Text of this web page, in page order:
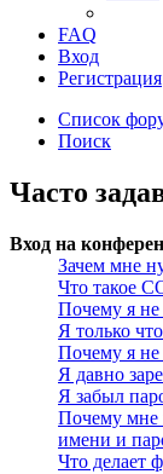
FAQ
Вход
Регистрация
Список
Поиск
Часто
Вход на
Зачем мне
Что такое
Почему я не
Я только
Почему я не
Я давно
Я забыл
Почему мне
имени и
Что делает